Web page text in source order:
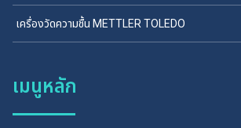
เครื่องวัดความชื้น METTLER TOLEDO
เมนูหลัก